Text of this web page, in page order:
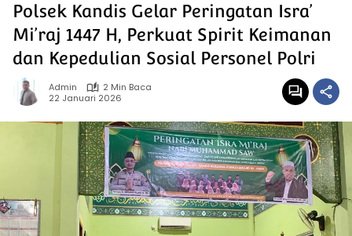
Polsek Kandis Gelar Peringatan Isra’
Mi’raj 1447 H, Perkuat Spirit Keimanan
dan Kepedulian Sosial Personel Polri
Admin
2 Min Baca
22 Januari 2026